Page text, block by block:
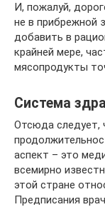
И, пожалуй,
не в прибрежной
добавить в
крайней мере,
мясопродукты
Система
Отсюда следует,
аспект – это
всемирно
этой стране
Предписания